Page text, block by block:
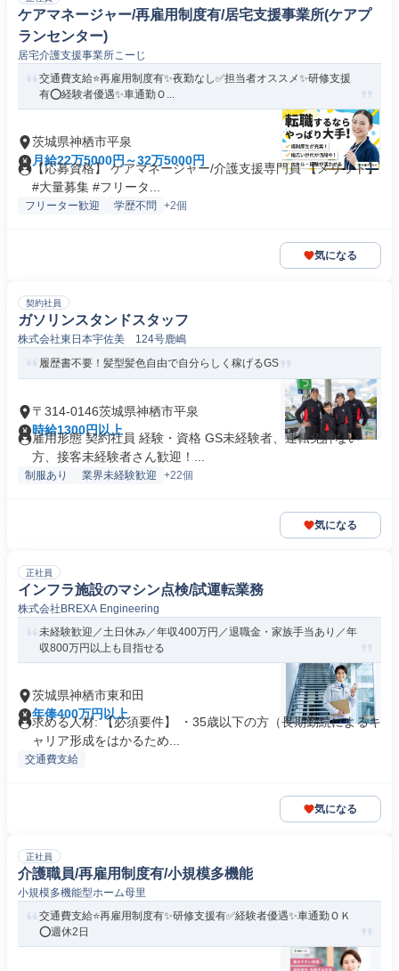
ケアマネージャー/再雇用制度有/居宅支援事業所(ケアプ
ランセンター)
居宅介護支援事業所こーじ
交通費支給⭐️再雇用制度有✨夜勤なし✅️担当者オススメ✨研修支援
有⭕️経験者優遇✨車通勤Ｏ...
茨城県神栖市平泉
月給22万5000円～32万5000円
【応募資格】 ケアマネージャー/介護支援専門員 【メリット】
#大量募集 #フリータ...
フリーター歓迎 学歴不問 +2個
気になる
契約社員
ガソリンスタンドスタッフ
株式会社東日本宇佐美 124号鹿嶋
履歴書不要！髪型髪色自由で自分らしく稼げるGS
〒314-0146茨城県神栖市平泉
時給1300円以上
雇用形態 契約社員 経験・資格 GS未経験者、運転免許ない
方、接客未経験者さん歓迎！...
制服あり 業界未経験歓迎 +22個
気になる
正社員
インフラ施設のマシン点検/試運転業務
株式会社BREXA Engineering
未経験歓迎／土日休み／年収400万円／退職金・家族手当あり／年
収800万円以上も目指せる
茨城県神栖市東和田
年俸400万円以上
求める人材: 【必須要件】 ・35歳以下の方（長期勤続によるキ
ャリア形成をはかるため...
交通費支給
気になる
正社員
介護職員/再雇用制度有/小規模多機能
小規模多機能型ホーム母里
交通費支給⭐️再雇用制度有✨研修支援有✅️経験者優遇✨車通勤ＯＫ
⭕️週休2日